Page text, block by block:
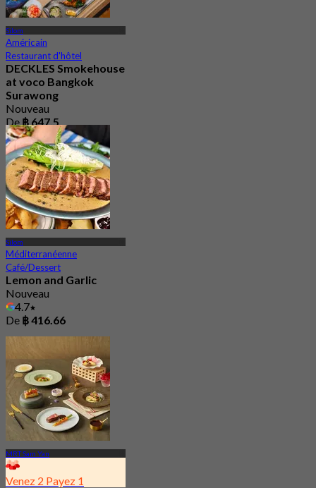
Silom
Américain
Restaurant d'hôtel
DECKLES Smokehouse
at voco Bangkok
Surawong
Nouveau
De฿ 647.5
Silom
Méditerranéenne
Café/Dessert
Lemon and Garlic
Nouveau
4.7
De ฿ 416.66
MRT Sam Yan
Venez 2 Payez 1